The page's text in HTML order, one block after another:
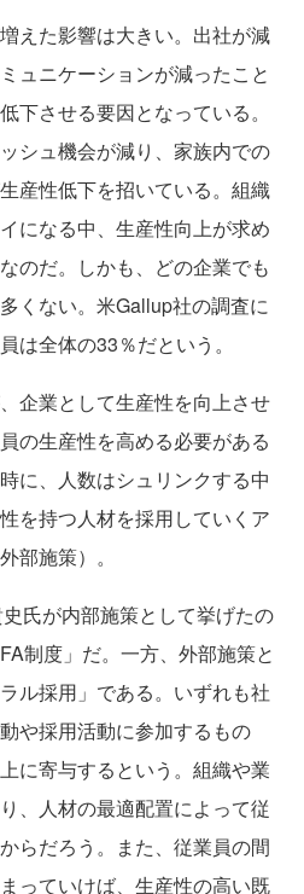
えた影響は大きい。出社が減
ュニケーションが減ったこと
下させる要因となっている。
シュ機会が減り、家族内での
産性低下を招いている。組織
になる中、生産性向上が求め
のだ。しかも、どの企業でも
くない。米Gallup社の調査に
は全体の33％だという。
企業として生産性を向上させ
の生産性を高める必要がある
に、人数はシュリンクする中
を持つ人材を採用していくア
部施策）。
氏が内部施策として挙げたの
制度」だ。一方、外部施策と
ル採用」である。いずれも社
や採用活動に参加するもの
に寄与するという。組織や業
、人材の最適配置によって従
らだろう。また、従業員の間
っていけば、生産性の高い既